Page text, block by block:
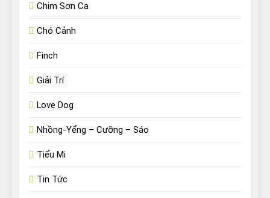
Chim Sơn Ca
Chó Cảnh
Finch
Giải Trí
Love Dog
Nhồng-Yểng – Cưỡng – Sáo
Tiểu Mi
Tin Tức